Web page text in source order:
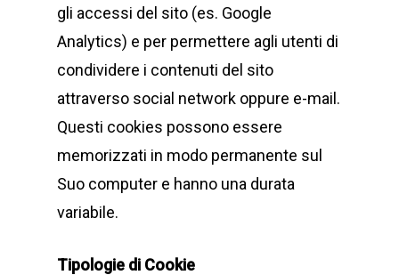
gli accessi del sito (es. Google
Analytics) e per permettere agli utenti di
condividere i contenuti del sito
attraverso social network oppure e-mail.
Questi cookies possono essere
memorizzati in modo permanente sul
Suo computer e hanno una durata
variabile.
Tipologie di Cookie